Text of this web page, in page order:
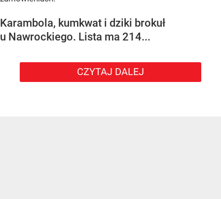
Karambola, kumkwat i dziki brokuł
u Nawrockiego. Lista ma 214...
CZYTAJ DALEJ